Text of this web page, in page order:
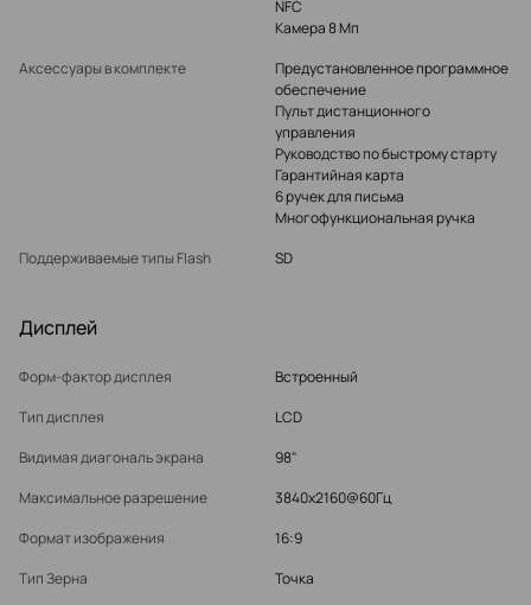
NFC
Камера 8 Мп
Аксессуары в комплекте
Предустановленное программное
обеспечение
Пульт дистанционного
управления
Руководство по быстрому старту
Гарантийная карта
6 ручек для письма
Многофункциональная ручка
Поддерживаемые типы Flash
SD
Дисплей
Форм-фактор дисплея
Встроенный
Тип дисплея
LCD
Видимая диагональ экрана
98"
Максимальное разрешение
3840x2160@60Гц
Формат изображения
16:9
Тип Зерна
Точка